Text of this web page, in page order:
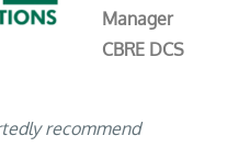
Manager
CBRE DCS
recommend